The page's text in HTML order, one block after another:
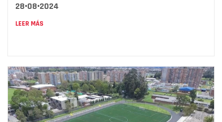
28•08•2024
LEER MÁS